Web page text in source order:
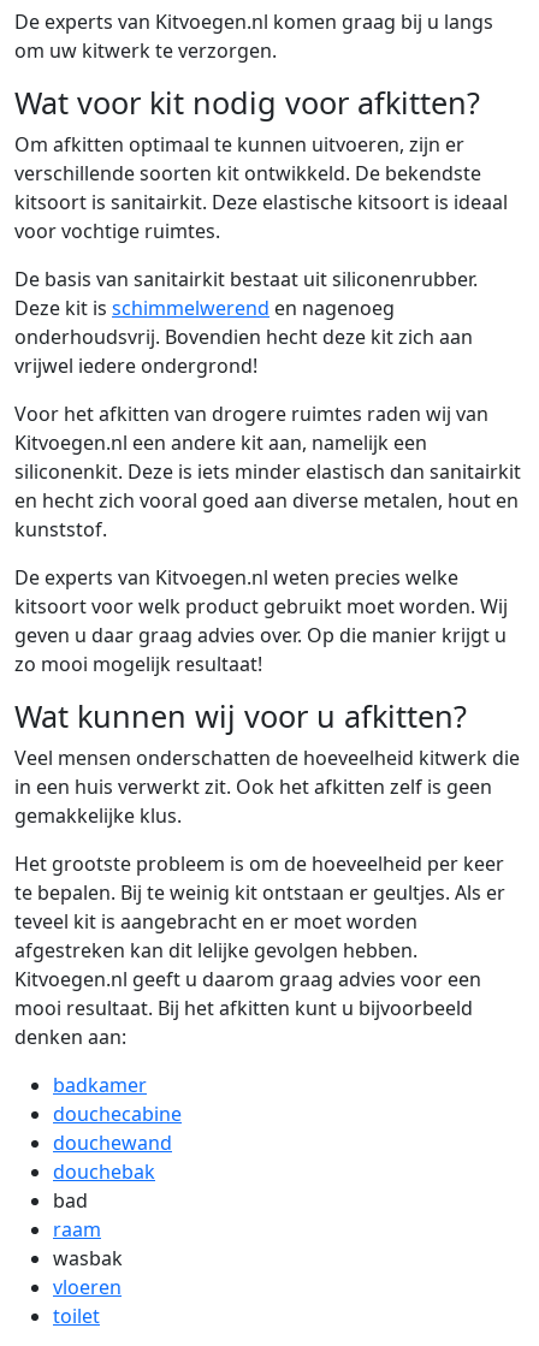
De experts van Kitvoegen.nl komen graag bij u langs
om uw kitwerk te verzorgen.
Wat voor kit nodig voor afkitten?
Om afkitten optimaal te kunnen uitvoeren, zijn er
verschillende soorten kit ontwikkeld. De bekendste
kitsoort is sanitairkit. Deze elastische kitsoort is ideaal
voor vochtige ruimtes.
De basis van sanitairkit bestaat uit siliconenrubber.
Deze kit is schimmelwerend en nagenoeg
onderhoudsvrij. Bovendien hecht deze kit zich aan
vrijwel iedere ondergrond!
Voor het afkitten van drogere ruimtes raden wij van
Kitvoegen.nl een andere kit aan, namelijk een
siliconenkit. Deze is iets minder elastisch dan sanitairkit
en hecht zich vooral goed aan diverse metalen, hout en
kunststof.
De experts van Kitvoegen.nl weten precies welke
kitsoort voor welk product gebruikt moet worden. Wij
geven u daar graag advies over. Op die manier krijgt u
zo mooi mogelijk resultaat!
Wat kunnen wij voor u afkitten?
Veel mensen onderschatten de hoeveelheid kitwerk die
in een huis verwerkt zit. Ook het afkitten zelf is geen
gemakkelijke klus.
Het grootste probleem is om de hoeveelheid per keer
te bepalen. Bij te weinig kit ontstaan er geultjes. Als er
teveel kit is aangebracht en er moet worden
afgestreken kan dit lelijke gevolgen hebben.
Kitvoegen.nl geeft u daarom graag advies voor een
mooi resultaat. Bij het afkitten kunt u bijvoorbeeld
denken aan:
badkamer
douchecabine
douchewand
douchebak
bad
raam
wasbak
vloeren
toilet